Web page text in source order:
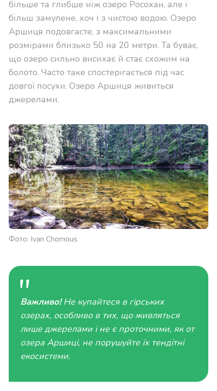
більше та глибше ніж озеро Росохан, але і
більш замулене, хоч і з чистою водою. Озеро
Аршиця подовгасте, з максимальними
розмірами близько 50 на 20 метри. Та буває,
що озеро сильно висихає й стає схожим на
болото. Часто таке спостерігається під час
довгої посухи. Озеро Аршиця живиться
джерелами.
Фото: Ivan Chornous
Важливо!Не купайтеся в гірських
озерах, особливо в тих, що живляться
лише джерелами і не є проточними, як от
озера Аршиці, не порушуйте їх тендітні
екосистеми.